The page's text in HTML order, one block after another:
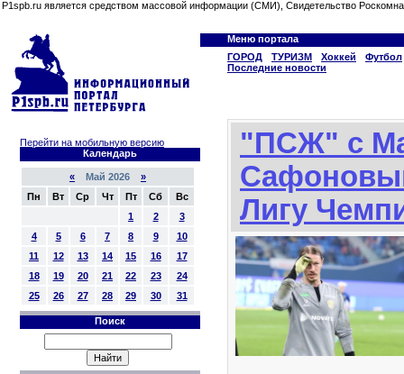
P1spb.ru является средством массовой информации (СМИ), Свидетельство
Меню портала
ГОРОД
ТУРИЗМ Хоккей
Футбол
Последние новости
Перейти на мобильную версию
Календарь
« Май 2026 »
Пн
Вт Ср Чт Пт Сб
Вс
1
2
3
4
5 6 7 8 9
10
11
12 13 14 15 16
17
18
19 20 21 22 23
24
25
26 27 28 29 30 31
Поиск
"ПСЖ" с
Лигу